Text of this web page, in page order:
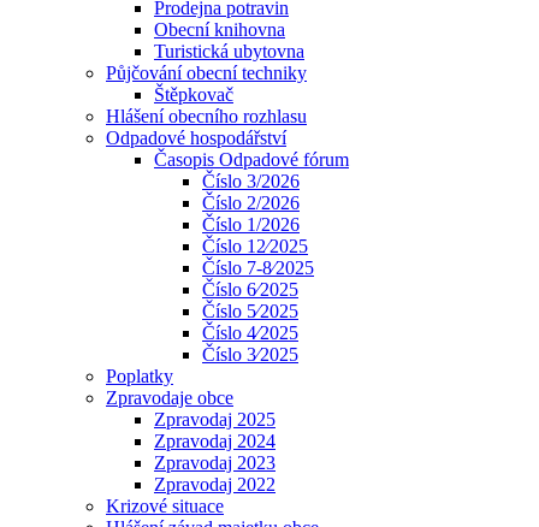
Prodejna potravin
Obecní knihovna
Turistická ubytovna
Půjčování obecní techniky
Štěpkovač
Hlášení obecního rozhlasu
Odpadové hospodářství
Časopis Odpadové fórum
Číslo 3/2026
Číslo 2/2026
Číslo 1/2026
Číslo 12⁄2025
Číslo 7-8⁄2025
Číslo 6⁄2025
Číslo 5⁄2025
Číslo 4⁄2025
Číslo 3⁄2025
Poplatky
Zpravodaje obce
Zpravodaj 2025
Zpravodaj 2024
Zpravodaj 2023
Zpravodaj 2022
Krizové situace